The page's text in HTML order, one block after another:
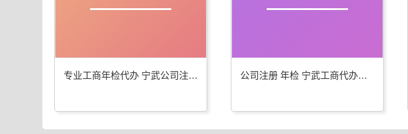
专业工商年检代办 宁武公司注册服务优 公司注册 年检 宁武工商代办更专业